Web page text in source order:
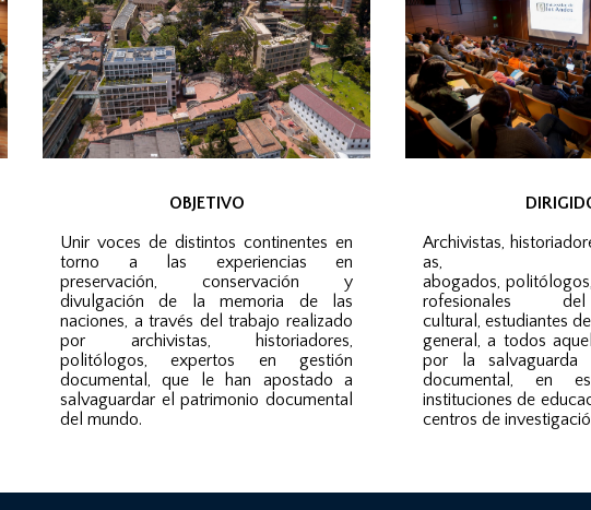
OBJETIVO
Unir voces de distintos continentes en
torno a las experiencias en
preservación, conservación y
divulgación de la memoria de las
naciones, a través del trabajo realizado
por archivistas, historiadores,
politólogos, expertos en gestión
documental, que le han apostado a
salvaguardar el patrimonio documental
del mundo.
Archivistas,
as,
abogados, p
rofesionales
cultural, estudiantes
general, a todos
por la salvaguarda
documental, en
instituciones de
centros de